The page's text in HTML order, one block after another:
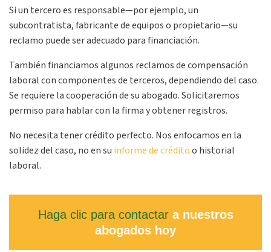
Si un tercero es responsable—por ejemplo, un
subcontratista, fabricante de equipos o propietario—su
reclamo puede ser adecuado para financiación.
También financiamos algunos reclamos de compensación
laboral con componentes de terceros, dependiendo del caso.
Se requiere la cooperación de su abogado. Solicitaremos
permiso para hablar con la firma y obtener registros.
No necesita tener crédito perfecto. Nos enfocamos en la
solidez del caso, no en su informe de créditoo historial
laboral.
Haga clic para contactara nuestros
abogados hoy